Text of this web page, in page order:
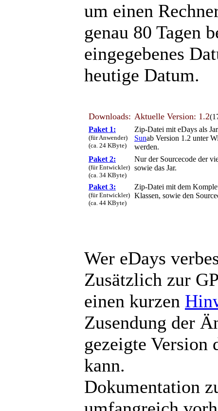
um einen
genau 80 Tagen
eingegebenes
heutige Datum.
Downloads: Aktuelle Version: 1.2
Paket 1:
(für Anwender)
(ca. 24 KByte)
Zip-Datei mit eDays als
Sunab Version 1.2 unter
werden.
Paket 2:
(für Entwickler)
(ca. 34 KByte)
Nur der Sourcecode der
sowie das Jar.
Paket 3:
(für Entwickler)
(ca. 44 KByte)
Zip-Datei mit dem
Klassen, sowie den
Wer eDays
Zusätzlich zur
einen kurzen
Zusendung der
gezeigte Version
kann.
Dokumentation